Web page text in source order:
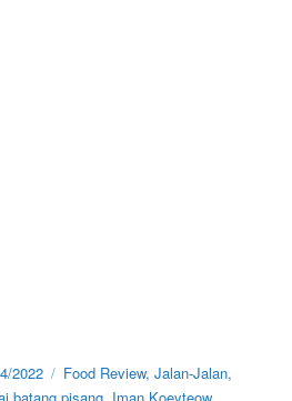
2022 Categories
Food Review,Jalan-Jalan,